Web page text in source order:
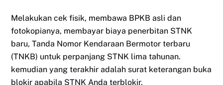
Melakukan cek fisik, membawa BPKB asli dan
fotokopianya, membayar biaya penerbitan STNK
baru, Tanda Nomor Kendaraan Bermotor terbaru
(TNKB) untuk perpanjang STNK lima tahunan.
kemudian yang terakhir adalah surat keterangan buka
blokir apabila STNK Anda terblokir.